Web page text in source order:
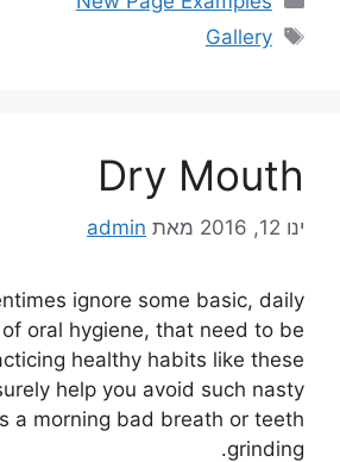
Gallery
Dry Mouth
ינו 12, 2016 מאת admin
ignore some basic, daily
oral hygiene, that need to be
healthy habits like these
help you avoid such nasty
a morning bad breath or teeth
grinding.